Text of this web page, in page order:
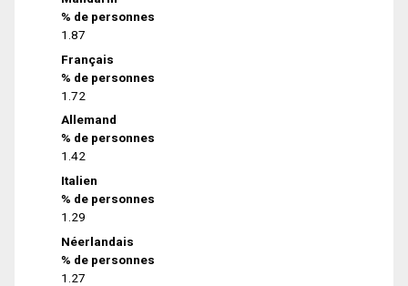
% de personnes
1.87
Français
% de personnes
1.72
Allemand
% de personnes
1.42
Italien
% de personnes
1.29
Néerlandais
% de personnes
1.27